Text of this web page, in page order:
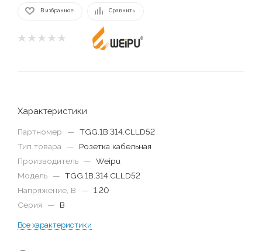
В избранное Сравнить
Характеристики
Партномер — TGG.1B.314.CLLD52
Тип товара
—
Розетка кабельная
Производитель
— Weipu
Модель
— TGG.1B.314.CLLD52
Напряжение, В
— 1.20
Серия
— B
Все характеристики